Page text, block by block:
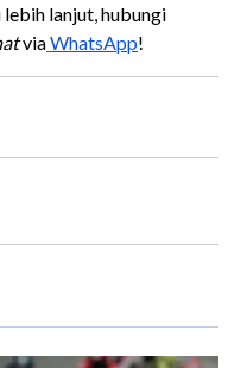
lanjut, hubungi
viaWhatsApp!